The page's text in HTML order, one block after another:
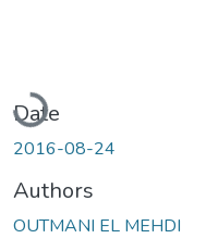
Loading...
Date
2016-08-24
Authors
OUTMANI EL MEHDI